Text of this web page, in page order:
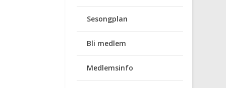
Sesongplan
Bli medlem
Medlemsinfo